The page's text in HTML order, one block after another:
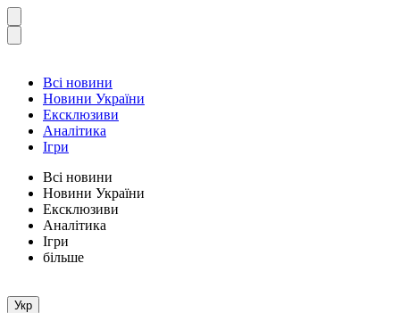
Всі новини
Новини України
Ексклюзиви
Аналітика
Ігри
Всі новини
Новини України
Ексклюзиви
Аналітика
Ігри
більше
Укр